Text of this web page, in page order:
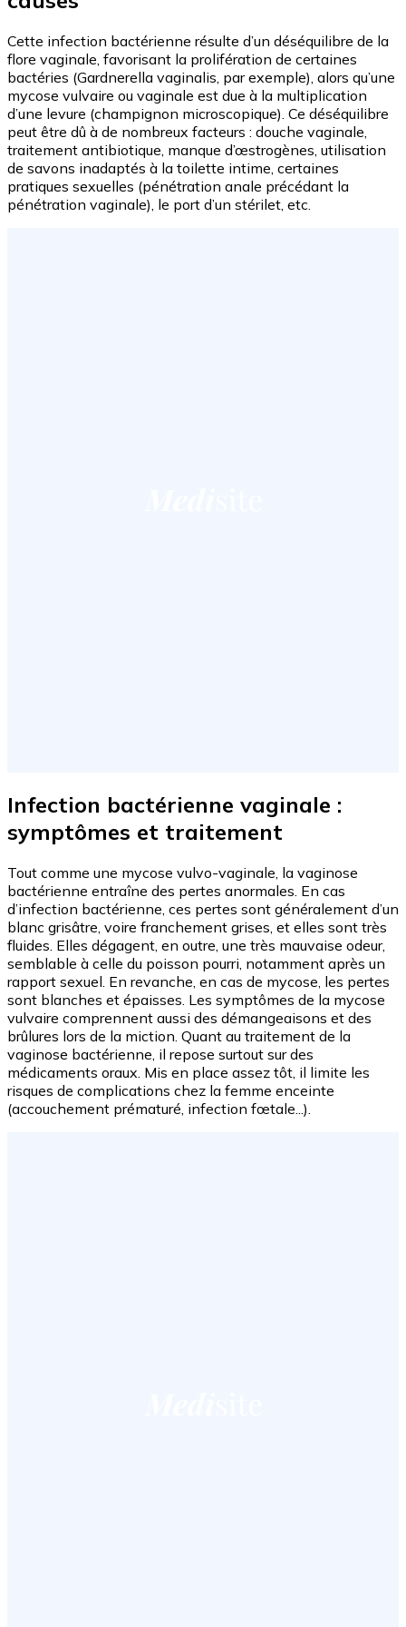
Cette infection bactérienne résulte d’un déséquilibre de la
flore vaginale, favorisant la prolifération de certaines
bactéries (Gardnerella vaginalis, par exemple), alors qu’une
mycose vulvaire ou vaginale est due à la multiplication
d’une levure (champignon microscopique). Ce déséquilibre
peut être dû à de nombreux facteurs : douche vaginale,
traitement antibiotique, manque d’œstrogènes, utilisation
de savons inadaptés à la toilette intime, certaines
pratiques sexuelles (pénétration anale précédant la
pénétration vaginale), le port d’un stérilet, etc.
Infection bactérienne vaginale :
symptômes et traitement
Tout comme une mycose vulvo-vaginale, la vaginose
bactérienne entraîne des pertes anormales. En cas
d’infection bactérienne, ces pertes sont généralement d’un
blanc grisâtre, voire franchement grises, et elles sont très
fluides. Elles dégagent, en outre, une très mauvaise odeur,
semblable à celle du poisson pourri, notamment après un
rapport sexuel. En revanche, en cas de mycose, les pertes
sont blanches et épaisses. Les symptômes de la mycose
vulvaire comprennent aussi des démangeaisons et des
brûlures lors de la miction. Quant au traitement de la
vaginose bactérienne, il repose surtout sur des
médicaments oraux. Mis en place assez tôt, il limite les
risques de complications chez la femme enceinte
(accouchement prématuré, infection fœtale...).